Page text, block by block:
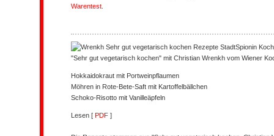
Warentest.
"Sehr gut vegetarisch kochen" mit Christian Wrenkh vom Wiener
Hokkaidokraut mit Portweinpflaumen
Möhren in Rote-Bete-Saft mit Kartoffelbällchen
Schoko-Risotto mit Vanilleäpfeln
Lesen [ PDF ]